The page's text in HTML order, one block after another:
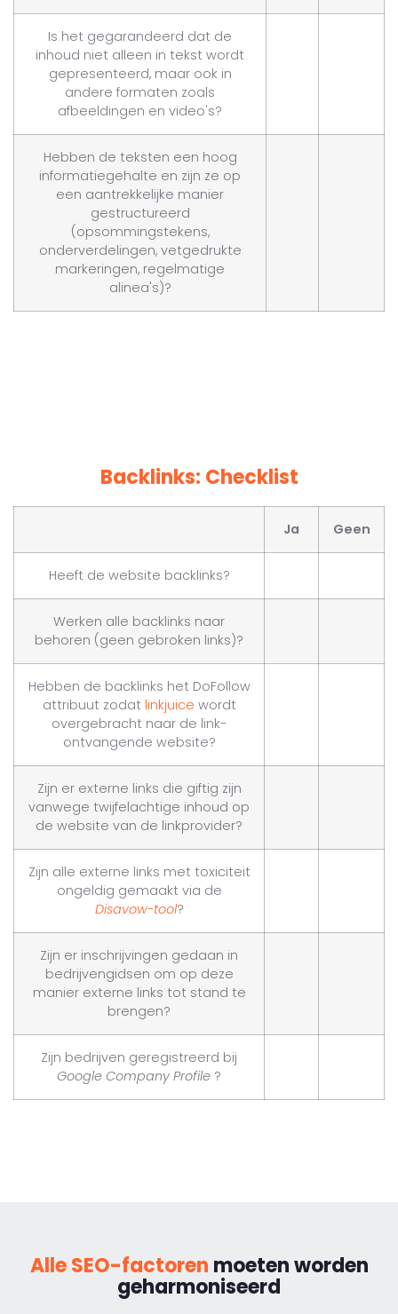
Is het gegarandeerd dat de
inhoud niet alleen in tekst wordt
gepresenteerd, maar ook in
andere formaten zoals
afbeeldingen en video's?
Hebben de teksten een hoog
informatiegehalte en zijn ze op
een aantrekkelijke manier
gestructureerd
(opsommingstekens,
onderverdelingen, vetgedrukte
markeringen, regelmatige
alinea's)?
Backlinks: Checklist
Ja Geen
Heeft de website backlinks?
Werken alle backlinks naar
behoren (geen gebroken links)?
Hebben de backlinks het DoFollow
attribuut zodat linkjuice wordt
overgebracht naar de link-
ontvangende website?
Zijn er externe links die giftig zijn
vanwege twijfelachtige inhoud op
de website van de linkprovider?
Zijn alle externe links met toxiciteit
ongeldig gemaakt via de
Disavow-tool?
Zijn er inschrijvingen gedaan in
bedrijvengidsen om op deze
manier externe links tot stand te
brengen?
Zijn bedrijven geregistreerd bij
Google Company Profile ?
Alle SEO-factoren moeten worden
geharmoniseerd